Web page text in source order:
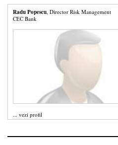
Radu Popescu, Director Risk Management
CEC Bank
... vezi profil